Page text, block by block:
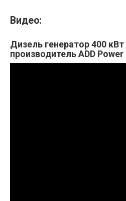
Видео:
Дизель генератор 400 кВт
производитель ADD Power